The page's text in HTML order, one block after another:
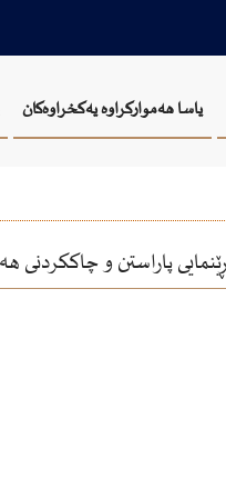
یاسا هەموارکراوە یەکخراوەکان